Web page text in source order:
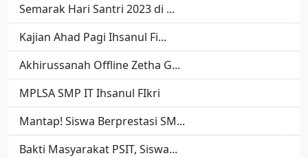
Semarak Hari Santri 2023 di ...
Kajian Ahad Pagi Ihsanul Fi...
Akhirussanah Offline Zetha G...
MPLSA SMP IT Ihsanul FIkri
Mantap! Siswa Berprestasi SM...
Bakti Masyarakat PSIT, Siswa...